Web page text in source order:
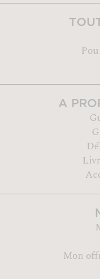
A
Mon